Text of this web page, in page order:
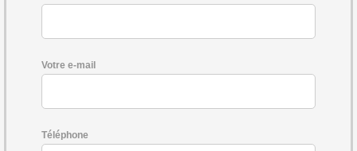
Votre e-mail
Téléphone